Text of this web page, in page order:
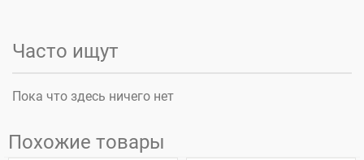
Часто ищут
Пока что здесь ничего нет
Похожие товары